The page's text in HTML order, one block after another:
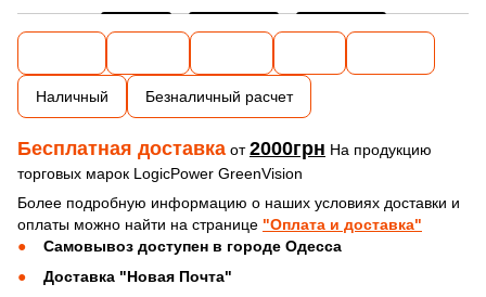
Наличный Безналичный расчет
Бесплатная доставка от2000грн На продукцию
торговых марок LogicPower GreenVision
Более подробную информацию о наших условиях доставки и
оплаты можно найти на странице "Оплата и доставка"
Самовывоз доступен в городе Одесса
Доставка "Новая Почта"